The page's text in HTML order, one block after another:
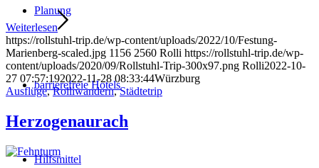
Planung
barrierefreie Hotels
Hilfsmittel
Weiterlesen
https://rollstuhl-trip.de/wp-content/uploads/2022/10/Festung-
Marienberg-scaled.jpg 1156 2560 Rolli https://rollstuhl-trip.de/wp-
content/uploads/2020/09/Rollstuhl-Trip-300x97.png Rolli2022-10-
27 07:57:192022-11-28 08:33:44Würzburg
Ausflüge,Rolliwandern,Städtetrip
Herzogenaurach